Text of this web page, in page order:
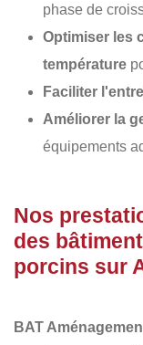
phase de
Optimiser les
température
Faciliter
Améliorer la
équipements
Nos
des
porcins sur
BAT